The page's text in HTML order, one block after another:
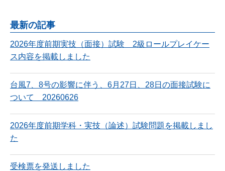
最新の記事
2026年度前期実技（面接）試験 2級ロールプレイケー
ス内容を掲載しました
台風7、8号の影響に伴う、6月27日、28日の面接試験に
ついて 20260626
2026年度前期学科・実技（論述）試験問題を掲載しまし
た
受検票を発送しました